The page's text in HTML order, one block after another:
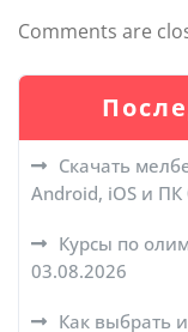
Comments are
Скачать
Android, iOS и ПК
Курсы по
03.08.2026
Как выбрать